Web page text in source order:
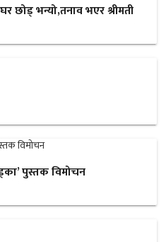
छोड् भन्यो,तनाव भएर श्रीमती
पुस्तक विमोचन